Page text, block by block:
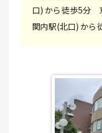
口) から 徒歩5分
関内駅(北口) から